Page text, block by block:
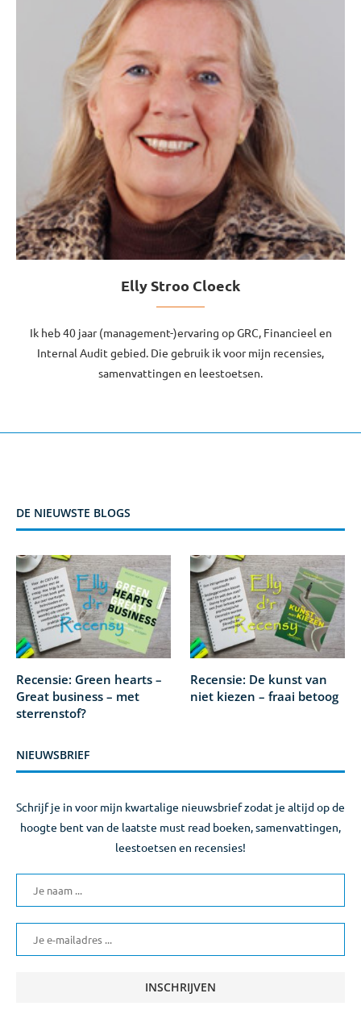
Elly Stroo Cloeck
Ik heb 40 jaar (management-)ervaring op GRC, Financieel en
Internal Audit gebied. Die gebruik ik voor mijn recensies,
samenvattingen en leestoetsen.
DE NIEUWSTE BLOGS
Recensie: Green hearts –
Great business – met
sterrenstof?
Recensie: De kunst van
niet kiezen – fraai betoog
NIEUWSBRIEF
Schrijf je in voor mijn kwartalige nieuwsbrief zodat je altijd op de
hoogte bent van de laatste must read boeken, samenvattingen,
leestoetsen en recensies!